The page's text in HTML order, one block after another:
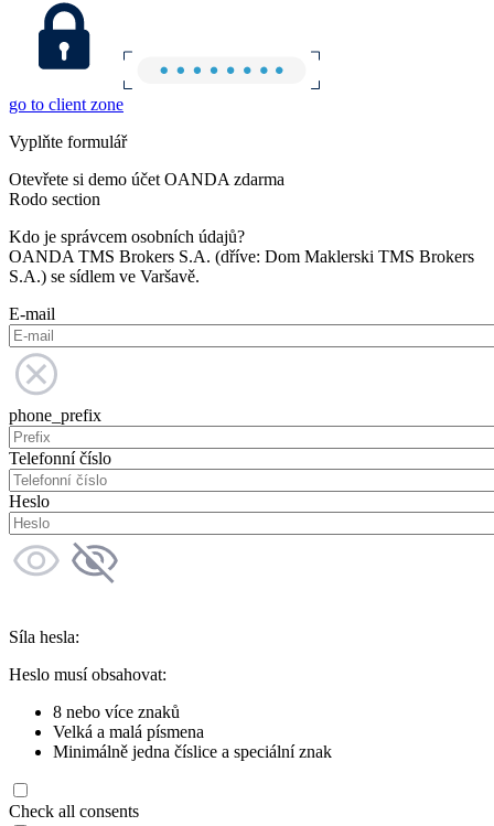
go to client zone
Vyplňte formulář
Otevřete si demo účet OANDA zdarma
Rodo section
Kdo je správcem osobních údajů?
OANDA TMS Brokers S.A. (dříve: Dom Maklerski TMS Brokers
S.A.) se sídlem ve Varšavě.
E-mail
phone_prefix
Telefonní číslo
Heslo
Síla hesla:
Heslo musí obsahovat:
8 nebo více znaků
Velká a malá písmena
Minimálně jedna číslice a speciální znak
Check all consents